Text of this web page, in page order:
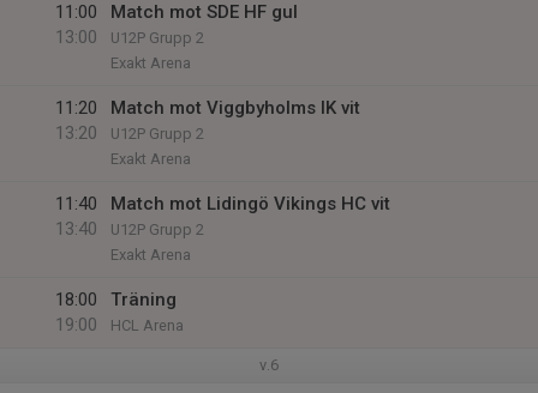
11:00
13:00
Match mot SDE HF gul
U12P Grupp 2
Exakt Arena
11:20
13:20
Match mot Viggbyholms IK vit
U12P Grupp 2
Exakt Arena
11:40
13:40
Match mot Lidingö Vikings HC vit
U12P Grupp 2
Exakt Arena
18:00
19:00
Träning
HCL Arena
v.6